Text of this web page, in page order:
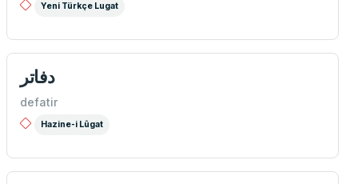
Yeni Türkçe Lugat
دفاتر
defatir
Hazine-i Lûgat